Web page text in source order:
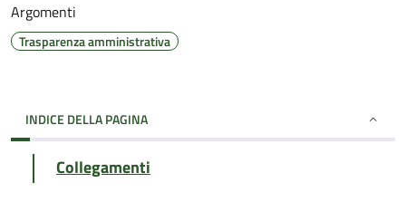
Argomenti
Trasparenza amministrativa
INDICE DELLA PAGINA
Collegamenti